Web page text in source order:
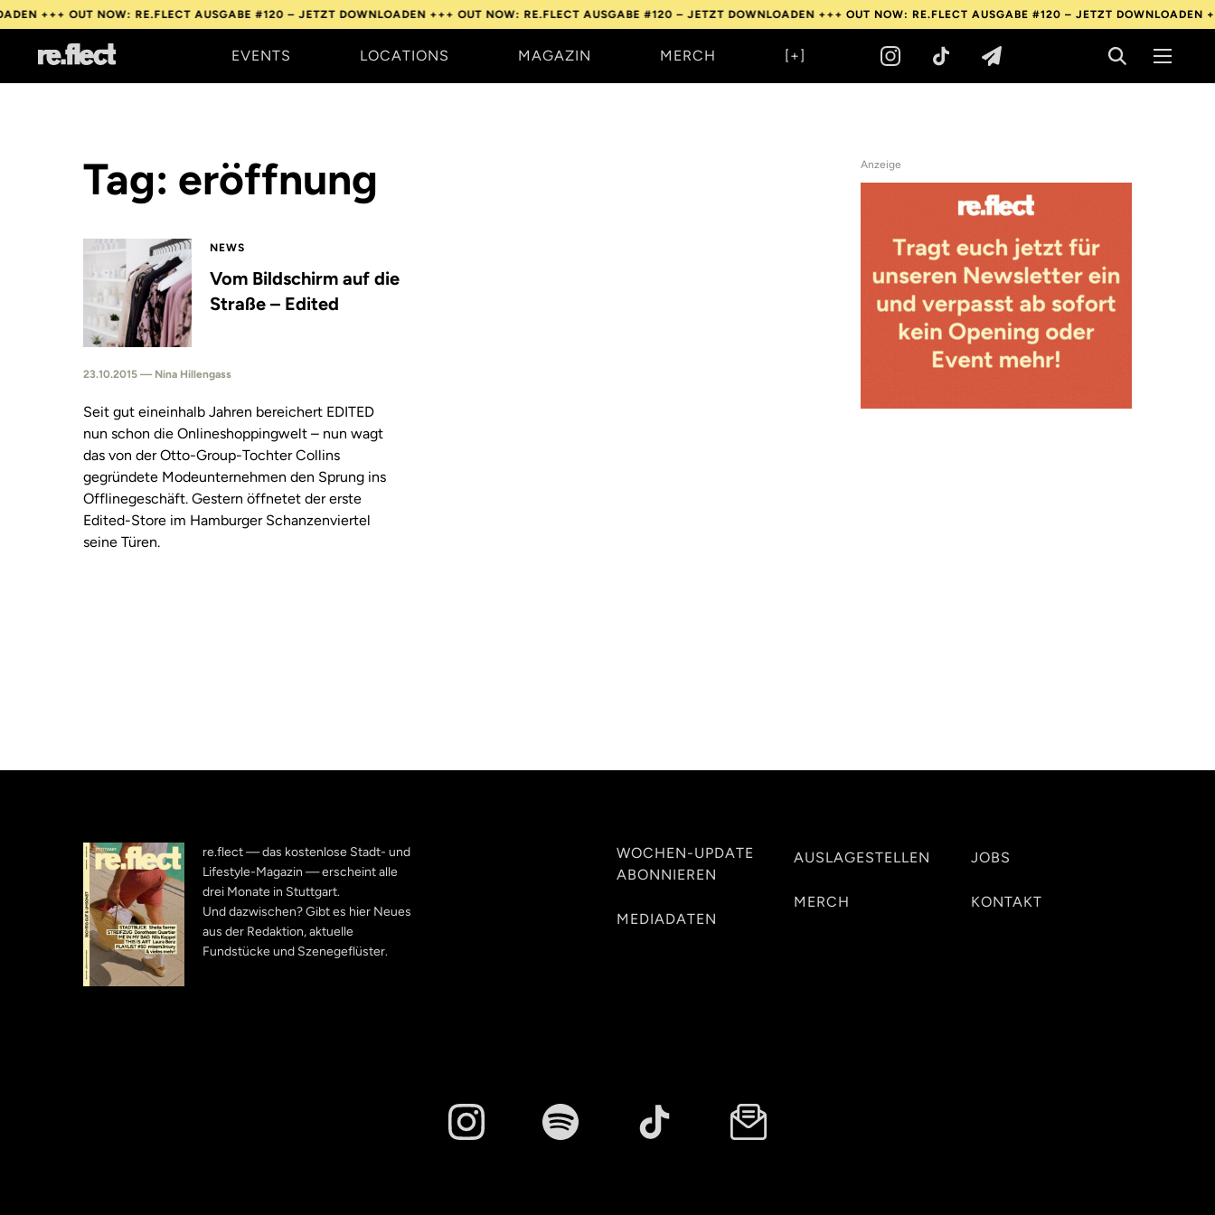
+++OUT NOW: RE.FLECT AUSGABE #120 – JETZT DOWNLOADEN +++OUT NOW: RE.FLECT AUSGABE #120 – JETZT DOWNLOADEN +++OUT NOW: RE.FLECT AUSGABE #120 – JETZT DOWNLOADEN
EVENTS LOCATIONS MAGAZIN MERCH [+]
Tag: eröffnung
NEWS
Vom Bildschirm auf die
Straße – Edited
23.10.2015 — Nina Hillengass
Seit gut eineinhalb Jahren bereichert EDITED
nun schon die Onlineshoppingwelt – nun wagt
das von der Otto-Group-Tochter Collins
gegründete Modeunternehmen den Sprung ins
Offlinegeschäft. Gestern öffnetet der erste
Edited-Store im Hamburger Schanzenviertel
seine Türen.
Anzeige
re.flect — das kostenlose Stadt- und
Lifestyle-Magazin — erscheint alle
drei Monate in Stuttgart.
Und dazwischen? Gibt es hier Neues
aus der Redaktion, aktuelle
Fundstücke und Szenegeflüster.
WOCHEN-UPDATE
ABONNIEREN
MEDIADATEN
AUSLAGESTELLEN
MERCH
JOBS
KONTAKT